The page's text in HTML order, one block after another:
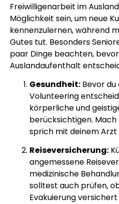
Freiwilligenarbeit im
Möglichkeit sein, um neue
kennenzulernen, während
Gutes tut. Besonders
paar Dinge beachten,
Auslandaufenthalt
Gesundheit: Bevor
Volunteering
körperliche und
berücksichtigen.
sprich mit deinem Arzt
Reiseversicherung:
angemessene
medizinische
solltest auch prüfen,
Evakuierung versichert